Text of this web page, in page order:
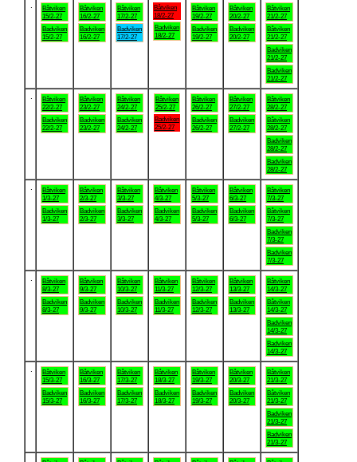
Båtviken
15/2-27
Badviken
15/2-27
Båtviken
16/2-27
Badviken
16/2-27
Båtviken
17/2-27
Badviken
17/2-27
Båtviken
18/2-27
Badviken
18/2-27
Båtviken
19/2-27
Badviken
19/2-27
Båtviken
20/2-27
Badviken
20/2-27
Båtviken
21/2-27
Båtviken
21/2-27
Badviken
21/2-27
Badviken
21/2-27
Båtviken
22/2-27
Badviken
22/2-27
Båtviken
23/2-27
Badviken
23/2-27
Båtviken
24/2-27
Badviken
24/2-27
Båtviken
25/2-27
Badviken
25/2-27
Båtviken
26/2-27
Badviken
26/2-27
Båtviken
27/2-27
Badviken
27/2-27
Båtviken
28/2-27
Båtviken
28/2-27
Badviken
28/2-27
Badviken
28/2-27
Båtviken
1/3-27
Badviken
1/3-27
Båtviken
2/3-27
Badviken
2/3-27
Båtviken
3/3-27
Badviken
3/3-27
Båtviken
4/3-27
Badviken
4/3-27
Båtviken
5/3-27
Badviken
5/3-27
Båtviken
6/3-27
Badviken
6/3-27
Båtviken
7/3-27
Båtviken
7/3-27
Badviken
7/3-27
Badviken
7/3-27
Båtviken
8/3-27
Badviken
8/3-27
Båtviken
9/3-27
Badviken
9/3-27
Båtviken
10/3-27
Badviken
10/3-27
Båtviken
11/3-27
Badviken
11/3-27
Båtviken
12/3-27
Badviken
12/3-27
Båtviken
13/3-27
Badviken
13/3-27
Båtviken
14/3-27
Båtviken
14/3-27
Badviken
14/3-27
Badviken
14/3-27
Båtviken
15/3-27
Badviken
15/3-27
Båtviken
16/3-27
Badviken
16/3-27
Båtviken
17/3-27
Badviken
17/3-27
Båtviken
18/3-27
Badviken
18/3-27
Båtviken
19/3-27
Badviken
19/3-27
Båtviken
20/3-27
Badviken
20/3-27
Båtviken
21/3-27
Båtviken
21/3-27
Badviken
21/3-27
Badviken
21/3-27